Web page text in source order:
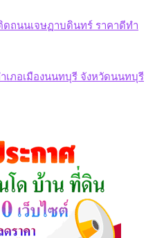
ถนนเจษฏาบดินทร์ ราคาดีทำ
เภอเมืองนนทบุรี จังหวัดนนทบุรี